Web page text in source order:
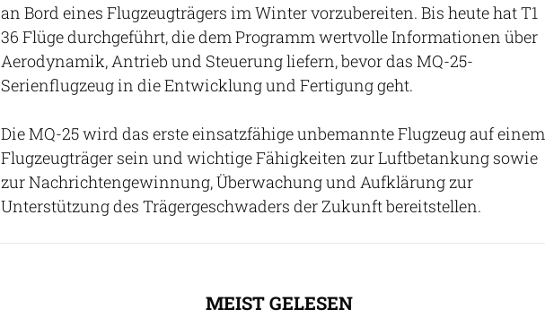
an Bord eines Flugzeugträgers im Winter vorzubereiten. Bis heute hat T1
36 Flüge durchgeführt, die dem Programm wertvolle Informationen über
Aerodynamik, Antrieb und Steuerung liefern, bevor das MQ-25-
Serienflugzeug in die Entwicklung und Fertigung geht.
Die MQ-25 wird das erste einsatzfähige unbemannte Flugzeug auf einem
Flugzeugträger sein und wichtige Fähigkeiten zur Luftbetankung sowie
zur Nachrichtengewinnung, Überwachung und Aufklärung zur
Unterstützung des Trägergeschwaders der Zukunft bereitstellen.
MEIST GELESEN